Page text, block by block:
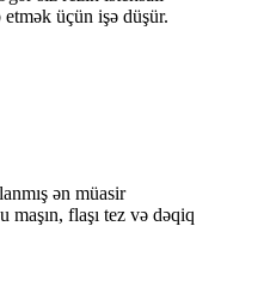
üçün işə düşür.
ən müasir
maşın, flaşı tez və dəqiq